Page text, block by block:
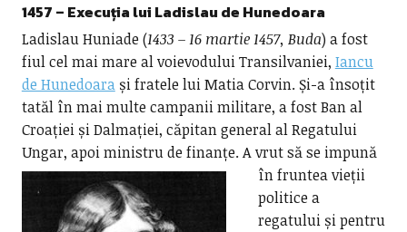
1457 – Execuția lui Ladislau de Hunedoara
Ladislau Huniade (1433 – 16 martie 1457, Buda) a fost
fiul cel mai mare al voievodului Transilvaniei, Iancu
de Hunedoarași fratele lui Matia Corvin. Și-a însoțit
tatăl în mai multe campanii militare, a fost Ban al
Croației și Dalmației, căpitan general al Regatului
Ungar, apoi ministru de finanțe.A vrut să se impună
în fruntea vieții
politice a
regatului și pentru